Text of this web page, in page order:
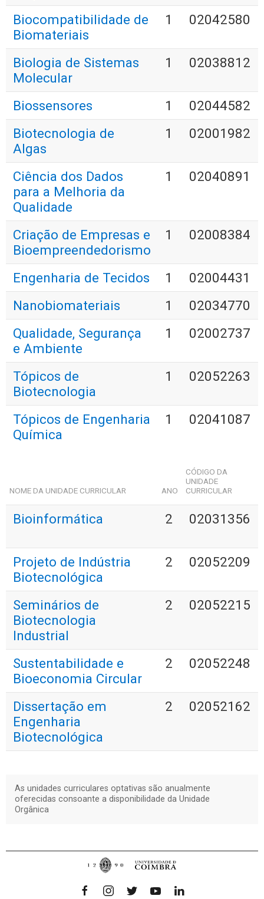
Biocompatibilidade de
Biomateriais
1 02042580
Biologia de Sistemas
Molecular
1 02038812
Biossensores 1
02044582
Biotecnologia de
Algas
1 02001982
Ciência dos Dados
para a Melhoria da
Qualidade
1 02040891
Criação de Empresas e
Bioempreendedorismo
1 02008384
Engenharia de Tecidos 1
02004431
Nanobiomateriais
1
02034770
Qualidade, Segurança
e Ambiente
1 02002737
Tópicos de
Biotecnologia
1 02052263
Tópicos de Engenharia
Química
1 02041087
NOME DA UNIDADE CURRICULAR ANO
CÓDIGO DA
UNIDADE
CURRICULAR
Bioinformática 2 02031356
Projeto de Indústria
Biotecnológica
2 02052209
Seminários de
Biotecnologia
Industrial
2 02052215
Sustentabilidade e
Bioeconomia Circular
2 02052248
Dissertação em
Engenharia
Biotecnológica
2 02052162
As unidades curriculares optativas são anualmente
oferecidas consoante a disponibilidade da Unidade
Orgânica